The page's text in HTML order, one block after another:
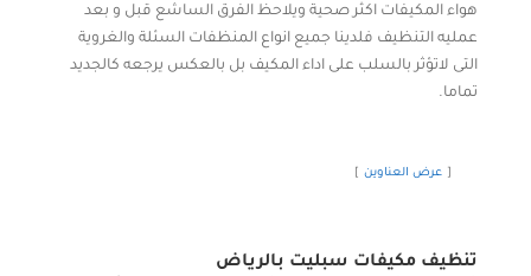
هواء المكيفات اكثر صحية ويلاحظ الفرق الساشع قبل و بعد
عمليه التنظيف فلدينا جميع انواع المنظفات السئلة والغروية
التى لاتؤثر بالسلب على اداء المكيف بل بالعكس يرجعه كالجديد
تماما.
عرض العناوين
تنظيف مكيفات سبليت بالرياض